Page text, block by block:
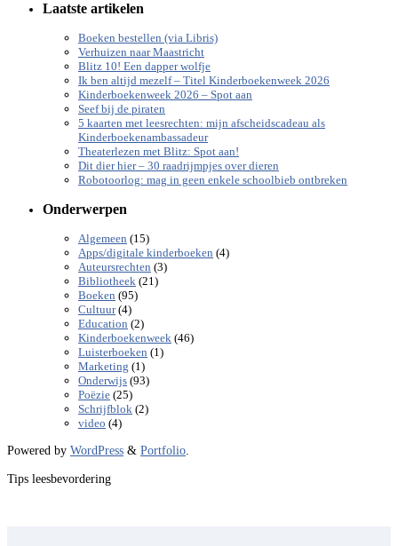
Laatste artikelen
Boeken bestellen (via Libris)
Verhuizen naar Maastricht
Blitz 10! Een dapper wolfje
Ik ben altijd mezelf – Titel Kinderboekenweek 2026
Kinderboekenweek 2026 – Spot aan
Seef bij de piraten
5 kaarten met leesrechten: mijn afscheidscadeau als
Kinderboekenambassadeur
Theaterlezen met Blitz: Spot aan!
Dit dier hier – 30 raadrijmpjes over dieren
Robotoorlog: mag in geen enkele schoolbieb ontbreken
Onderwerpen
Algemeen (15)
Apps/digitale kinderboeken (4)
Auteursrechten (3)
Bibliotheek (21)
Boeken (95)
Cultuur(4)
Education (2)
Kinderboekenweek (46)
Luisterboeken (1)
Marketing (1)
Onderwijs (93)
Poëzie (25)
Schrijfblok (2)
video (4)
Powered by WordPress & Portfolio.
Tips leesbevordering